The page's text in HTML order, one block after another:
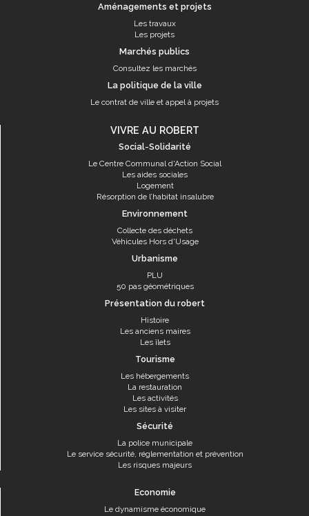
Aménagements et projets
Les travaux
Les projets
Marchés publics
Consultez les marchés
La politique de la ville
Le contrat de ville et appel à projets
VIVRE AU ROBERT
Social-Solidarité
Le Centre Communal d'Action Social
Les aides sociales
Logement
Résorption de l’habitat insalubre
Environnement
Collecte des déchets
Véhicules Hors d'Usage
Urbanisme
PLU
50 pas géométriques
Présentation du robert
Histoire
Les anciens maires
Les îlets
Tourisme
Les hébergements
La restauration
Les activités
Les sites à visiter
Sécurité
La police municipale
Le service sécurité, réglementation et prévention
Les risques majeurs
Economie
Le dynamisme économique